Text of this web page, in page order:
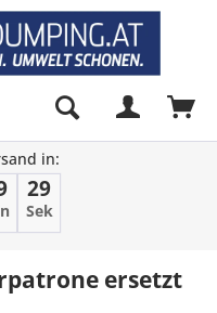
in:
29
Sek
ersetzt